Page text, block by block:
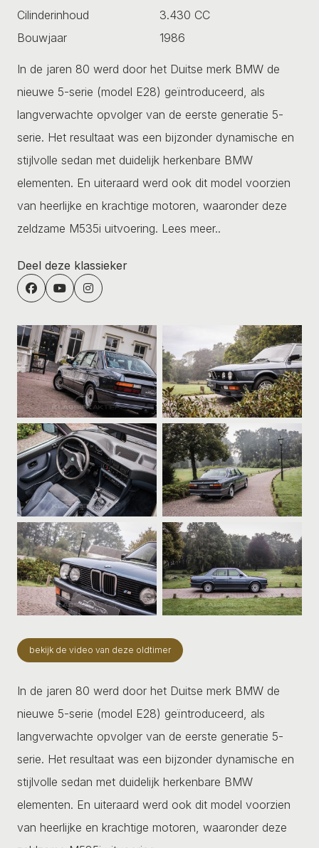
Cilinderinhoud
3.430 CC
Bouwjaar
1986
In de jaren 80 werd door het Duitse merk BMW de
nieuwe 5-serie (model E28) geïntroduceerd, als
langverwachte opvolger van de eerste generatie 5-
serie. Het resultaat was een bijzonder dynamische en
stijlvolle sedan met duidelijk herkenbare BMW
elementen. En uiteraard werd ook dit model voorzien
van heerlijke en krachtige motoren, waaronder deze
zeldzame M535i uitvoering. Lees meer..
Deel deze klassieker
bekijk de video van deze oldtimer
In de jaren 80 werd door het Duitse merk BMW de
nieuwe 5-serie (model E28) geïntroduceerd, als
langverwachte opvolger van de eerste generatie 5-
serie. Het resultaat was een bijzonder dynamische en
stijlvolle sedan met duidelijk herkenbare BMW
elementen. En uiteraard werd ook dit model voorzien
van heerlijke en krachtige motoren, waaronder deze